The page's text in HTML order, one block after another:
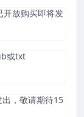
开放购买即将发
或txt
，敬请期待15